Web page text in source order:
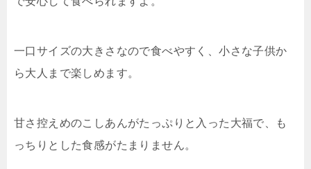
一口サイズの大きさなので食べやすく、小さな子供か
ら大人まで楽しめます。
甘さ控えめのこしあんがたっぷりと入った大福で、も
っちりとした食感がたまりません。